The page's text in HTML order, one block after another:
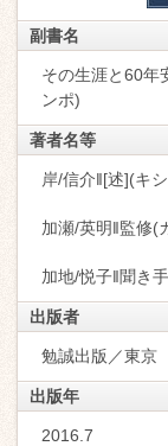
副書名
その生涯と60年
ンポ)
著者名等
岸/信介‖[述](キ
加瀬/英明‖監修(
加地/悦子‖聞き
出版者
勉誠出版／東京
出版年
2016.7